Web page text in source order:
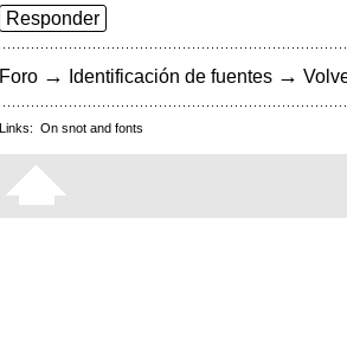
Responder
Foro → Identificación de fuentes →
Links: On snot and fonts